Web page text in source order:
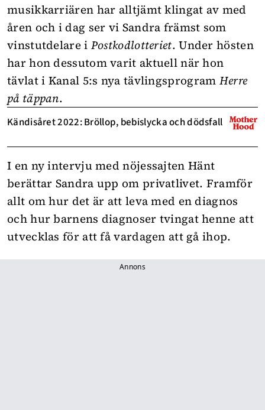
musikkarriären har alltjämt klingat av med
åren och i dag ser vi Sandra främst som
vinstutdelare i Postkodlotteriet. Under hösten
har hon dessutom varit aktuell när hon
tävlat i Kanal 5:s nya tävlingsprogram Herre
på täppan.
Kändisåret 2022: Bröllop, bebislycka och dödsfall
I en ny intervju med nöjessajten Hänt
berättar Sandra upp om privatlivet. Framför
allt om hur det är att leva med en diagnos
och hur barnens diagnoser tvingat henne att
utvecklas för att få vardagen att gå ihop.
Annons